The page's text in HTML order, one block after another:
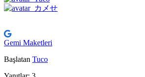
Gemi Maketleri
Başlatan Tuco